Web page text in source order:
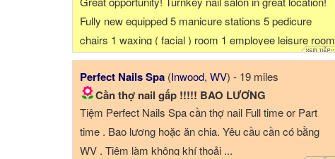
Fully new equipped 5 manicure stations 5 pedicure
chairs 1 waxing ( facial ) room 1 employee leisure room
1 customer restroom 1 employee restroom 1500
square feet ( rent $1400/month) Everything is ready for
you to start your own business Feel ...
Perfect Nails Spa (Inwood, WV) - 19 miles
Cần thợ nail gấp !!!!! BAO LƯƠNG
Tiệm Perfect Nails Spa cần thợ nail Full time or Part
time . Bao lương hoặc ăn chia. Yêu cầu cần có bằng
WV . Tiệm làm không khí thoải ...